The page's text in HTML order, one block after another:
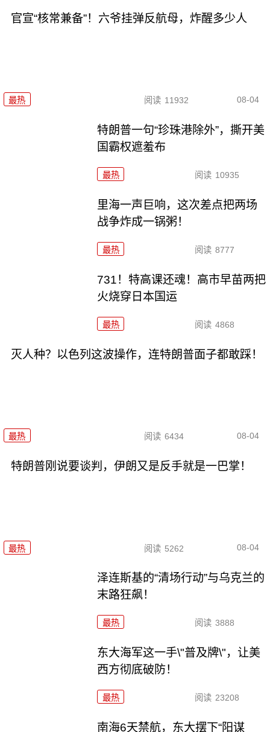
官宣“核常兼备”！六爷挂弹反航母，炸醒多少人
最热 阅读 11932 08-04
特朗普一句“珍珠港除外”，撕开美
国霸权遮羞布
最热 阅读 10935
里海一声巨响，这次差点把两场
战争炸成一锅粥！
最热 阅读 8777
731！特高课还魂！高市早苗两把
火烧穿日本国运
最热 阅读 4868
灭人种？以色列这波操作，连特朗普面子都敢踩！
最热 阅读 6434 08-04
特朗普刚说要谈判，伊朗又是反手就是一巴掌！
最热 阅读 5262 08-04
泽连斯基的“清场行动”与乌克兰的
末路狂飙！
最热 阅读 3888
东大海军这一手\"普及牌\"，让美
西方彻底破防！
最热 阅读 23208
南海6天禁航，东大摆下“阳谋